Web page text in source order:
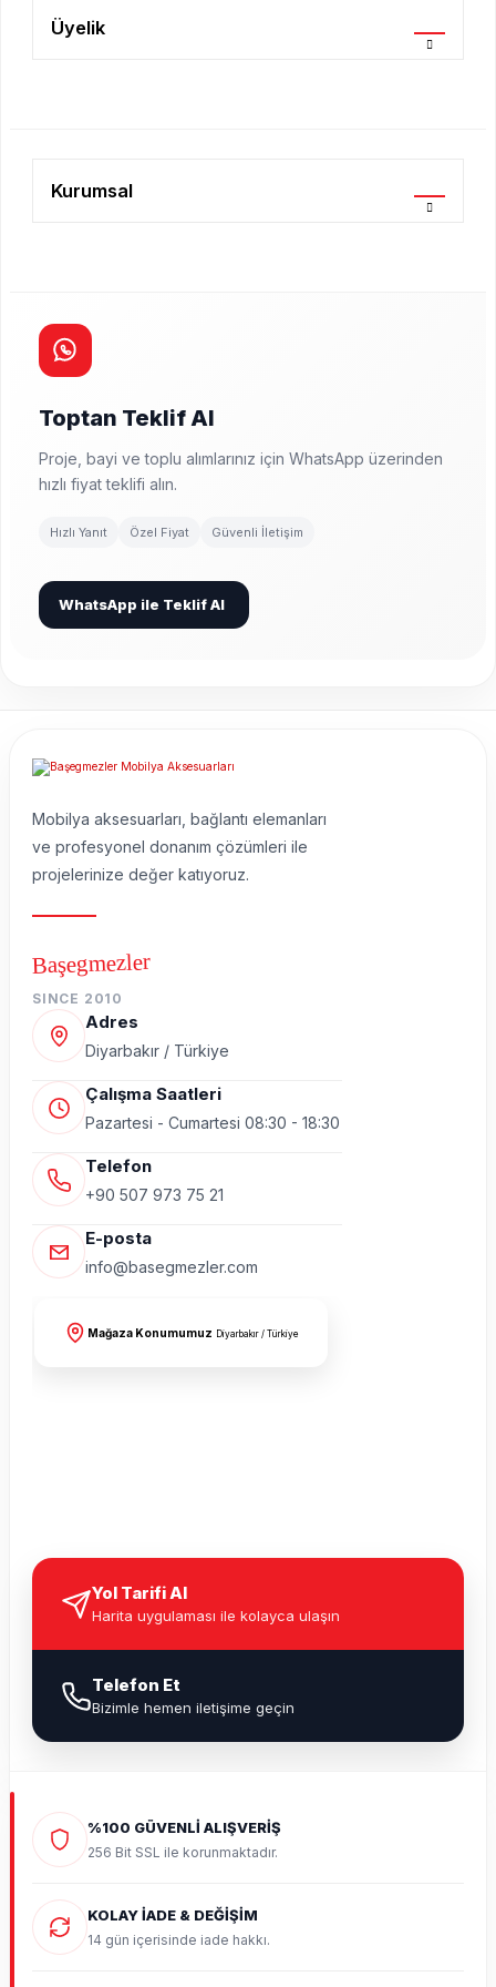
Üyelik
Kurumsal
Toptan Teklif Al
Proje, bayi ve toplu alımlarınız için WhatsApp üzerinden
hızlı fiyat teklifi alın.
Hızlı Yanıt Özel Fiyat Güvenli İletişim
WhatsApp ile Teklif Al
Mobilya aksesuarları, bağlantı elemanları
ve profesyonel donanım çözümleri ile
projelerinize değer katıyoruz.
Başegmezler
SINCE 2010
Adres
Diyarbakır / Türkiye
Çalışma Saatleri
Pazartesi - Cumartesi 08:30 - 18:30
Telefon
+90 507 973 75 21
E-posta
info@basegmezler.com
Mağaza Konumumuz Diyarbakır / Türkiye
Yol Tarifi Al
Harita uygulaması ile kolayca ulaşın
Telefon Et
Bizimle hemen iletişime geçin
%100 GÜVENLİ ALIŞVERİŞ
256 Bit SSL ile korunmaktadır.
KOLAY İADE & DEĞİŞİM
14 gün içerisinde iade hakkı.